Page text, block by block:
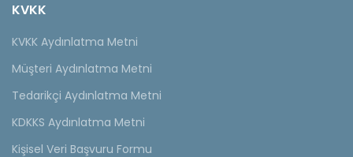
KVKK
KVKK Aydınlatma Metni
Müşteri Aydınlatma Metni
Tedarikçi Aydınlatma Metni
KDKKS Aydınlatma Metni
Kişisel Veri Başvuru Formu